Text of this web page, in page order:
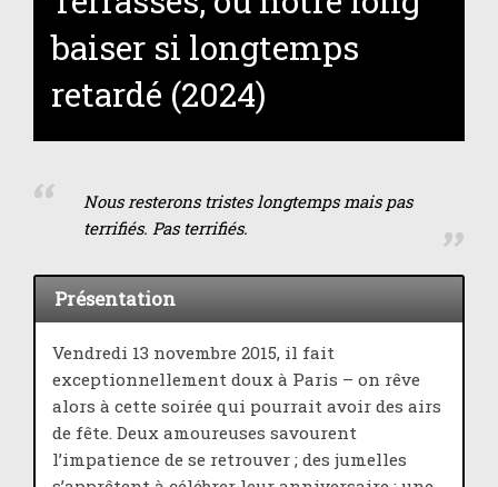
content
baiser si longtemps
retardé (2024)
Nous resterons tristes longtemps mais pas
terrifiés. Pas terrifiés.
Présentation
Vendredi 13 novembre 2015, il fait
exceptionnellement doux à Paris – on rêve
alors à cette soirée qui pourrait avoir des airs
de fête. Deux amoureuses savourent
l’impatience de se retrouver ; des jumelles